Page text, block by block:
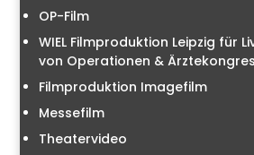
OP-Film
WIEL Filmproduktion Leipzig für
von Operationen &
Filmproduktion Imagefilm
Messefilm
Theatervideo